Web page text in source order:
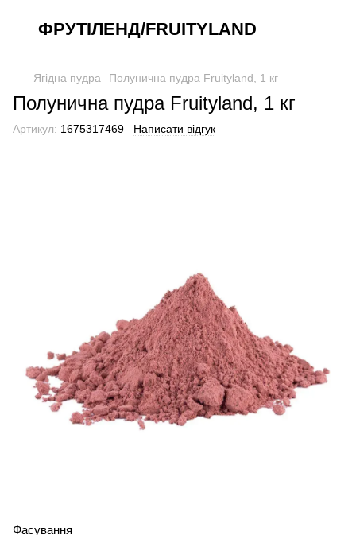
ФРУТІЛЕНД/FRUITYLAND
Ягідна пудра Полунична пудра Fruityland, 1 кг
Полунична пудра Fruityland, 1 кг
Артикул: 1675317469 Написати відгук
Фасування